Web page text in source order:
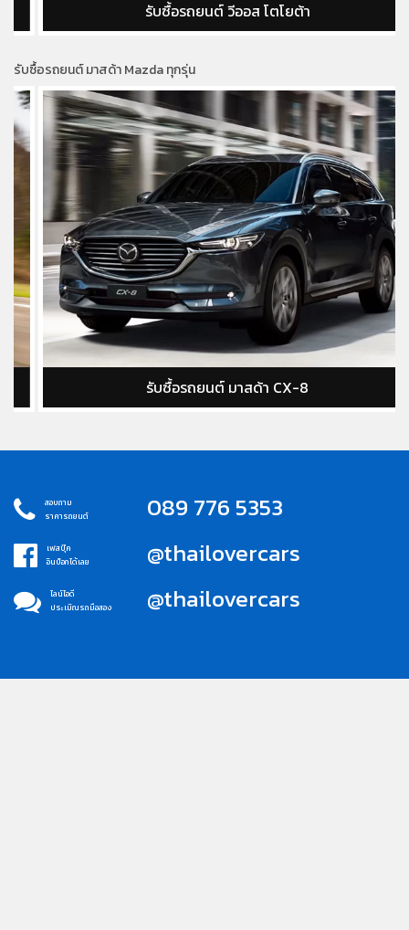
รับซื้อรถยนต์ วีออส โตโยต้า
รับซื้อรถยนต์ มาสด้า Mazda ทุกรุ่น
รับซื้อรถยนต์ มาสด้า CX-8
สอบถาม
ราคารถยนต์
089 776 5353
เฟสบุ๊ค
อินบ็อกได้เลย
@thailovercars
ไลน์ไอดี
ประเมิณรถมือสอง
@thailovercars